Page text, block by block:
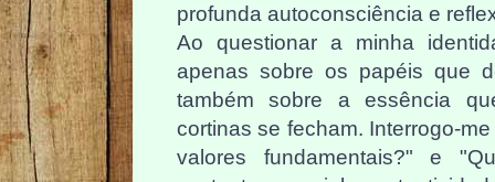
profunda autoconsciência e
Ao questionar a minha
apenas sobre os papéis que
também sobre a essência
cortinas se fecham. Interrogo-
valores fundamentais?" e